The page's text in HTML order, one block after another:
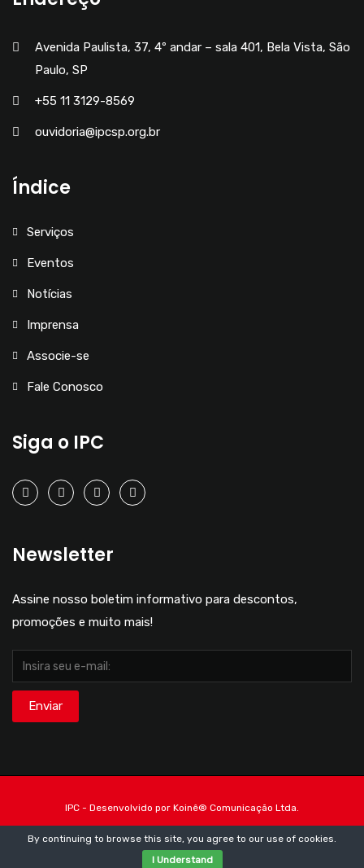
Avenida Paulista, 37, 4º andar – sala 401, Bela Vista, São
Paulo, SP
+55 11 3129-8569
ouvidoria@ipcsp.org.br
Índice
Serviços
Eventos
Notícias
Imprensa
Associe-se
Fale Conosco
Siga o IPC
Newsletter
Assine nosso boletim informativo para descontos,
promoções e muito mais!
IPC - Desenvolvido por Koinê®️ Comunicação Ltda.
POLÍTICA DE PRIVACIDADE
By continuing to browse this site, you agree to our use of cookies.
I Understand